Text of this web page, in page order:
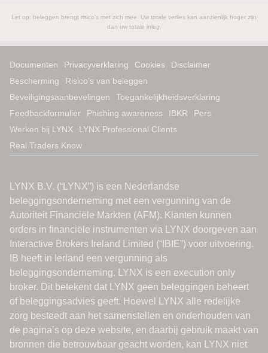
Let op: beleggen brengt risico's met zich mee. Uw totale verlies kan aanzienlijk hoger zijn
dan uw totale inleg.
Documenten Privacyverklaring Cookies
Disclaimer
Bescherming
Risico’s van beleggen
Beveiligingsaanbevelingen
Toegankelijkheidsverklaring
Feedbackformulier
Phishing awareness IBKR
Pers
Werken bij LYNX
LYNX Professional Clients
Real Traders Know